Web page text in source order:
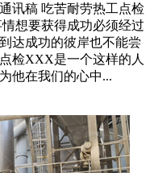
讯稿 吃苦耐劳热工点检
想要获得成功必须经过
达成功的彼岸也不能尝
检XXX是一个这样的人
他在我们的心中...